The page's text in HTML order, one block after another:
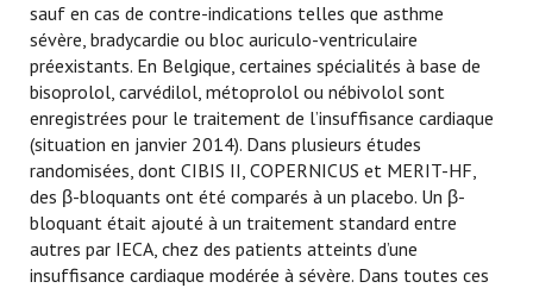
sauf en cas de contre-indications telles que asthme
sévère, bradycardie ou bloc auriculo-ventriculaire
préexistants. En Belgique, certaines spécialités à base de
bisoprolol, carvédilol, métoprolol ou nébivolol sont
enregistrées pour le traitement de l’insuffisance cardiaque
(situation en janvier 2014). Dans plusieurs études
randomisées, dont CIBIS II, COPERNICUS et MERIT-HF,
des β-bloquants ont été comparés à un placebo. Un β-
bloquant était ajouté à un traitement standard entre
autres par IECA, chez des patients atteints d’une
insuffisance cardiaque modérée à sévère. Dans toutes ces